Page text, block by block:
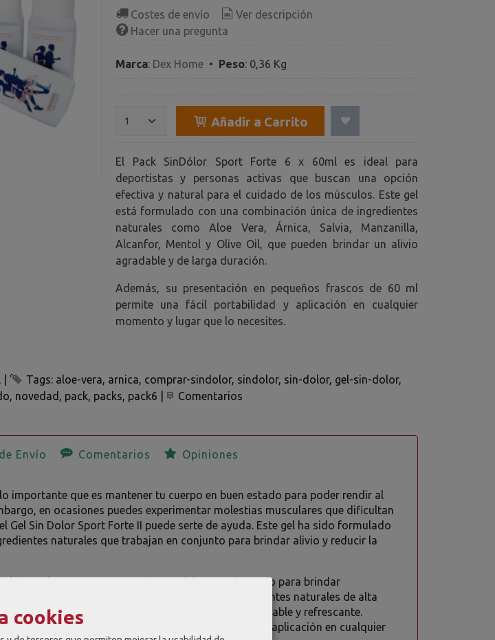
Costes de envío
Ver descripción
Hacer una pregunta
Marca: Dex Home • Peso: 0,36 Kg
Añadir a Carrito
El Pack SinDólor Sport Forte 6 x 60ml es ideal para
deportistas y personas activas que buscan una opción
efectiva y natural para el cuidado de los músculos. Este gel
está formulado con una combinación única de ingredientes
naturales como Aloe Vera, Árnica, Salvia, Manzanilla,
Alcanfor, Mentol y Olive Oil, que pueden brindar un alivio
agradable y de larga duración.
Además, su presentación en pequeños frascos de 60 ml
permite una fácil portabilidad y aplicación en cualquier
momento y lugar que lo necesites.
Tags: aloe-vera arnica comprar-sindolor sindolor sin-dolor gel-sin-dolor
novedad pack packs pack6 Comentarios
Envío Comentarios Opiniones
importante que es mantener tu cuerpo en buen estado para poder rendir al
en ocasiones puedes experimentar molestias musculares que dificultan
Gel Sin Dolor Sport Forte II puede serte de ayuda. Este gel ha sido formulado
naturales que trabajan en conjunto para brindar alivio y reducir la
Sin Dolor Sport Forte II está especialmente diseñado para brindar
y articular en atletas y deportistas. Sus ingredientes naturales de alta
y la Manzanilla, proporcionan una sensación agradable y refrescante.
frascos de 60 ml permite una fácil portabilidad y aplicación en cualquier
cookies